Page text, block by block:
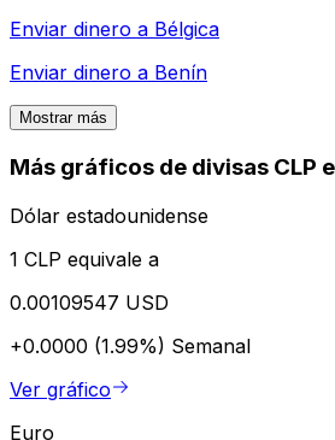
Enviar dinero a Bélgica
Enviar dinero a Benín
Mostrar más
Más gráficos de divisas CLP
Dólar estadounidense
1 CLP equivale a
0.00109547 USD
+0.0000 (1.99%) Semanal
Ver gráfico
Euro